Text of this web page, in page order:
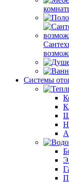
Системы